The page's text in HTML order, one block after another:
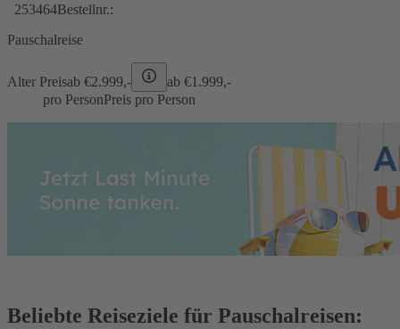
253464Bestellnr.:
Pauschalreise
Alter Preisab €2.999,- ab €1.999,-
pro PersonPreis pro Person
Beliebte Reiseziele für Pauschalreisen: